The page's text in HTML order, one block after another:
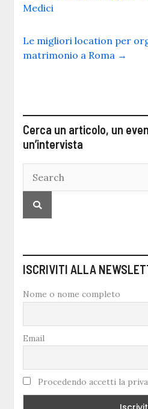
Medici
Le migliori location per
matrimonio a Roma →
Cerca un articolo, un
un’intervista
ISCRIVITI ALLA
Nome o nome completo
Email
Procedendo accetti la